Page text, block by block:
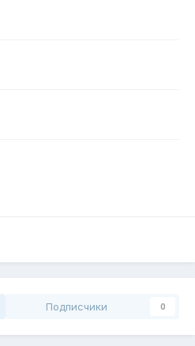
Подписчики 0